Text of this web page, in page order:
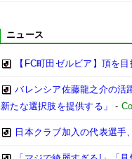
ニュース
【FC町田ゼルビア】頂を
バレンシア佐藤龍之介の活
新たな選択肢を提供する」
-
日本クラブ加入の代表選